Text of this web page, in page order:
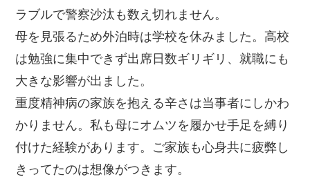
ラブルで警察沙汰も数え切れません。
母を見張るため外泊時は学校を休みました。高校
は勉強に集中できず出席日数ギリギリ、就職にも
大きな影響が出ました。
重度精神病の家族を抱える辛さは当事者にしかわ
かりません。私も母にオムツを履かせ手足を縛り
付けた経験があります。ご家族も心身共に疲弊し
きってたのは想像がつきます。